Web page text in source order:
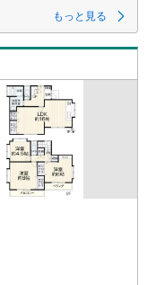
もっと見る